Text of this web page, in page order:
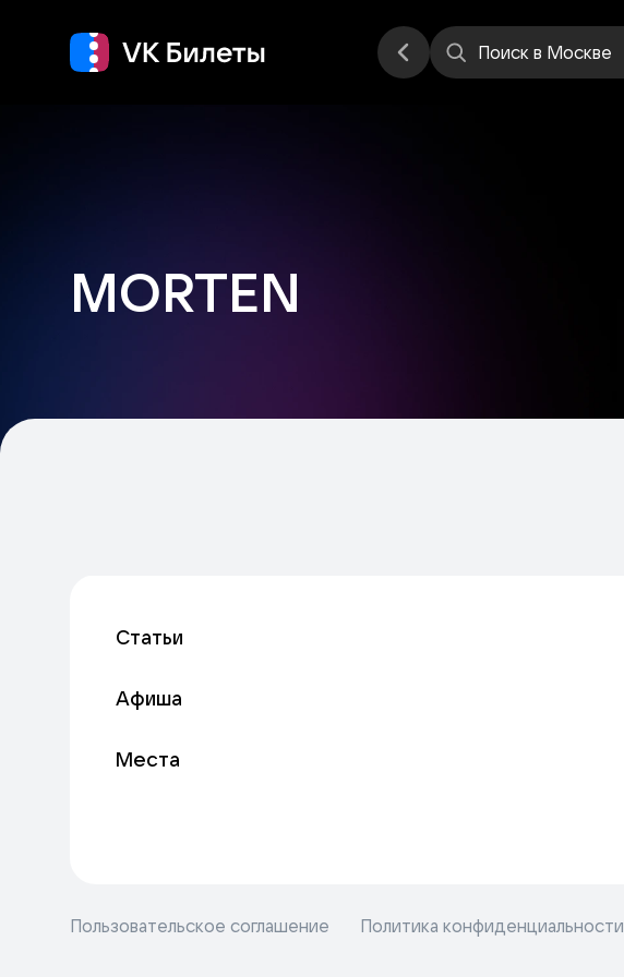
Поиск в Москве
MORTEN
Статьи
Афиша
Места
Пользовательское соглашение Политика конфиденциальности